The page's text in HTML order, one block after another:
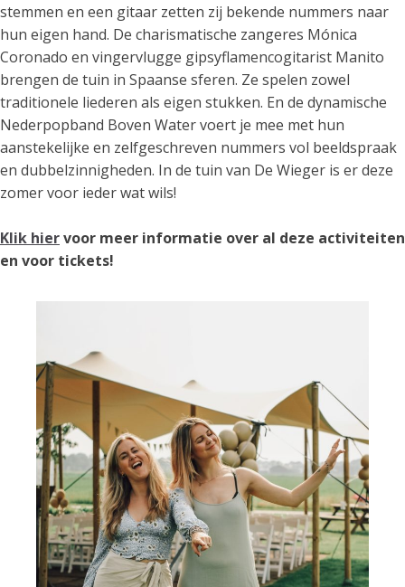
stemmen en een gitaar zetten zij bekende nummers naar
hun eigen hand. De charismatische zangeres Mónica
Coronado en vingervlugge gipsyflamencogitarist Manito
brengen de tuin in Spaanse sferen. Ze spelen zowel
traditionele liederen als eigen stukken. En de dynamische
Nederpopband Boven Water voert je mee met hun
aanstekelijke en zelfgeschreven nummers vol beeldspraak
en dubbelzinnigheden. In de tuin van De Wieger is er deze
zomer voor ieder wat wils!
Klik hiervoor meer informatie over al deze activiteiten
en voor tickets!